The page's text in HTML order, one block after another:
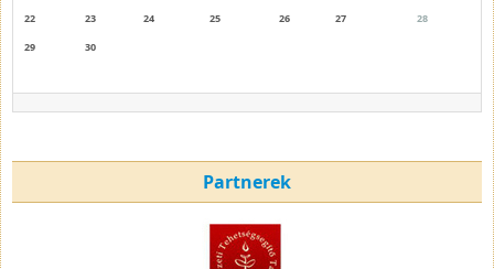
22
23 24 25 26 27
28
29
30
Partnerek